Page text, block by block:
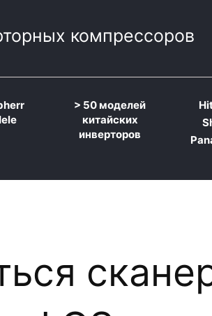
компрессоров
> 50 моделей
китайских
инверторов